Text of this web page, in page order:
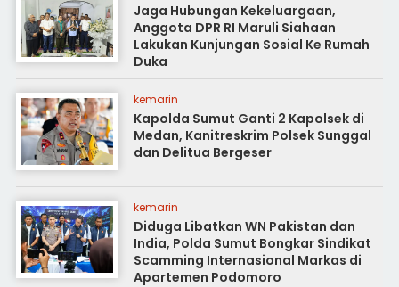
Jaga Hubungan Kekeluargaan,
Anggota DPR RI Maruli Siahaan
Lakukan Kunjungan Sosial Ke Rumah
Duka
kemarin
Kapolda Sumut Ganti 2 Kapolsek di
Medan, Kanitreskrim Polsek Sunggal
dan Delitua Bergeser
kemarin
Diduga Libatkan WN Pakistan dan
India, Polda Sumut Bongkar Sindikat
Scamming Internasional Markas di
Apartemen Podomoro